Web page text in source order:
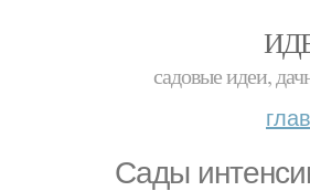
садовые идеи,
Сады